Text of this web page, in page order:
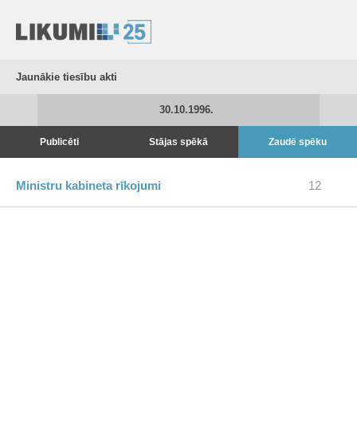
Jaunākie tiesību akti
30.10.1996.
Publicēti Stājas spēkā Zaudē spēku
Ministru kabineta rīkojumi 12